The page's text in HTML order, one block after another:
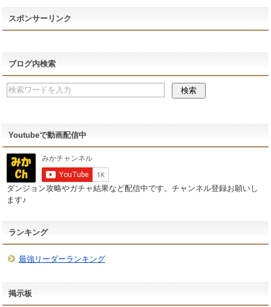
スポンサーリンク
ブログ内検索
Youtubeで動画配信中
ダンジョン攻略やガチャ結果など配信中です。チャンネル登録お願いし
ます♪
ランキング
最強リーダーランキング
掲示板